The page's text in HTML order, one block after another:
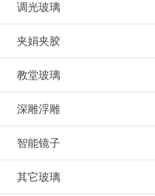
调光玻璃
夹娟夹胶
教堂玻璃
深雕浮雕
智能镜子
其它玻璃